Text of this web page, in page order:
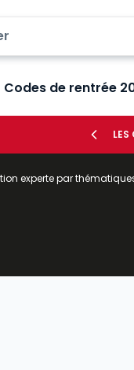
Codes de rentrée
LES
experte par